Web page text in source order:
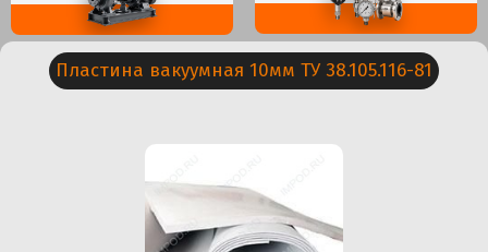
Пластина вакуумная 10мм ТУ 38.105.116-81